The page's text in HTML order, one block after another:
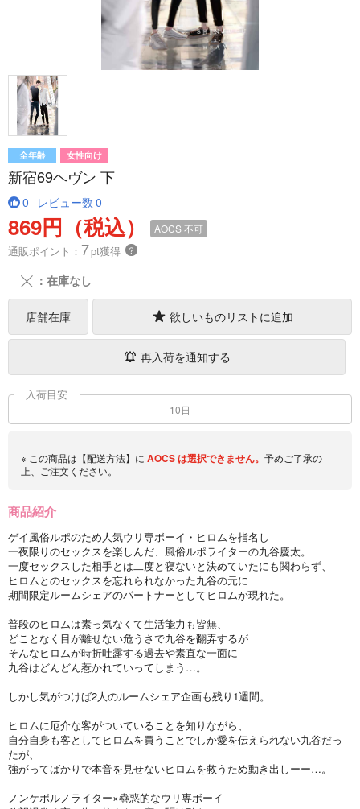
全年齢 女性向け
新宿69ヘヴン 下
0 レビュー数 0
869円（税込） AOCS不可
通販ポイント： 7pt獲得 ？
╳ ：在庫なし
店舗在庫 欲しいものリストに追加
再入荷を通知する
入荷目安
10日
※ この商品は【配送方法】に AOCSは選択できません。 予めご了承の
上、ご注文ください。
商品紹介
ゲイ風俗ルポのため人気ウリ専ボーイ・ヒロムを指名し
一夜限りのセックスを楽しんだ、風俗ルポライターの九谷慶太。
一度セックスした相手とは二度と寝ないと決めていたにも関わらず、
ヒロムとのセックスを忘れられなかった九谷の元に
期間限定ルームシェアのパートナーとしてヒロムが現れた。
普段のヒロムは素っ気なくて生活能力も皆無、
どことなく目が離せない危うさで九谷を翻弄するが
そんなヒロムが時折吐露する過去や素直な一面に
九谷はどんどん惹かれていってしまう…。
しかし気がつけば2人のルームシェア企画も残り1週間。
ヒロムに厄介な客がついていることを知りながら、
自分自身も客としてヒロムを買うことでしか愛を伝えられない九谷だっ
たが、
強がってばかりで本音を見せないヒロムを救うため動き出しーー…。
ノンケポルノライター×蠱惑的なウリ専ボーイ